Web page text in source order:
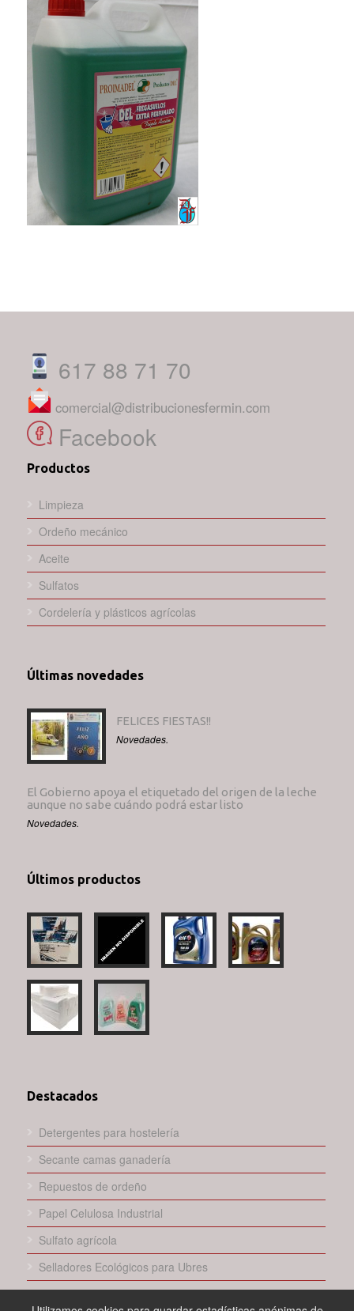
617 88 71 70
comercial@distribucionesfermin.com
Facebook
Productos
Limpieza
Ordeño mecánico
Aceite
Sulfatos
Cordelería y plásticos agrícolas
Últimas novedades
FELICES FIESTAS!!
Novedades.
El Gobierno apoya el etiquetado del origen de la leche
aunque no sabe cuándo podrá estar listo
Novedades.
Últimos productos
Destacados
Detergentes para hostelería
Secante camas ganadería
Repuestos de ordeño
Papel Celulosa Industrial
Sulfato agrícola
Selladores Ecológicos para Ubres